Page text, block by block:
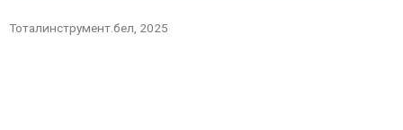
Тоталинструмент.бел, 2025